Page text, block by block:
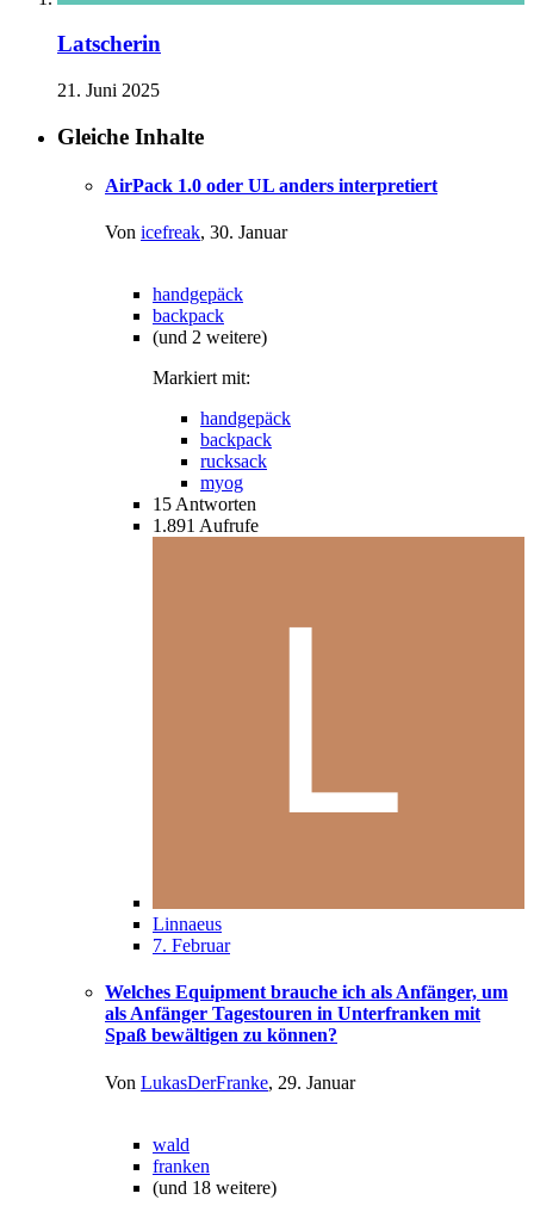
Latscherin
21. Juni 2025
Gleiche Inhalte
AirPack 1.0 oder UL anders interpretiert
Von icefreak, 30. Januar
handgepäck
backpack
(und 2 weitere)
Markiert mit:
handgepäck
backpack
rucksack
myog
15 Antworten
1.891 Aufrufe
Linnaeus
7. Februar
Welches Equipment brauche ich als Anfänger, um
als Anfänger Tagestouren in Unterfranken mit
Spaß bewältigen zu können?
Von LukasDerFranke, 29. Januar
wald
franken
(und 18 weitere)